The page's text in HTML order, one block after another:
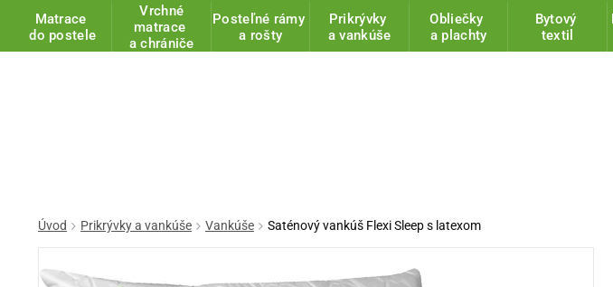
Matrace
do postele
Vrchné
matrace
a chrániče
Posteľné rámy
a rošty
Prikrývky
a vankúše
Obliečky
a plachty
Bytový
textil
Úvod Prikrývky a vankúše Vankúše Saténový vankúš Flexi Sleep s latexom